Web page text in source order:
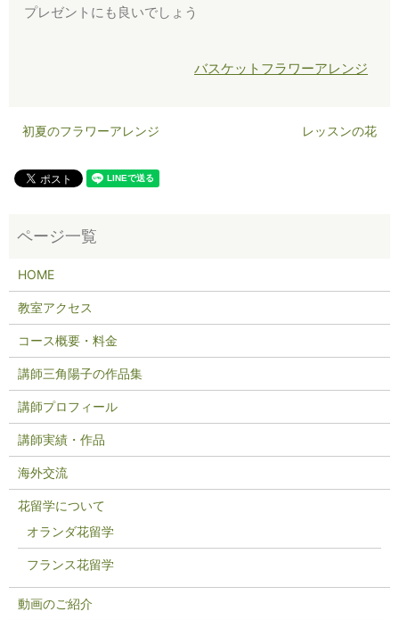
プレゼントにも良いでしょう
バスケットフラワーアレンジ
初夏のフラワーアレンジ レッスンの花
HOME
教室アクセス
コース概要・料金
講師三角陽子の作品集
講師プロフィール
講師実績・作品
海外交流
花留学について
オランダ花留学
フランス花留学
動画のご紹介